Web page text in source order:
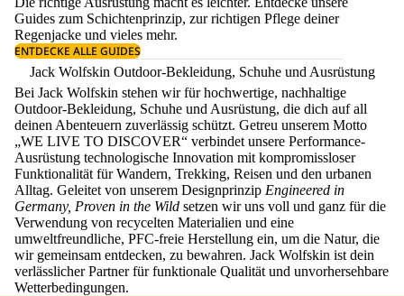
Guides zum Schichtenprinzip, zur richtigen Pflege deiner
Regenjacke und vieles mehr.
ENTDECKE ALLE GUIDES
Jack Wolfskin Outdoor-Bekleidung, Schuhe und Ausrüstung
Bei Jack Wolfskin stehen wir für hochwertige, nachhaltige
Outdoor-Bekleidung, Schuhe und Ausrüstung, die dich auf all
deinen Abenteuern zuverlässig schützt. Getreu unserem Motto
„WE LIVE TO DISCOVER“ verbindet unsere Performance-
Ausrüstung technologische Innovation mit kompromissloser
Funktionalität für Wandern, Trekking, Reisen und den urbanen
Alltag. Geleitet von unserem Designprinzip Engineered in
Germany, Proven in the Wild setzen wir uns voll und ganz für die
Verwendung von recycelten Materialien und eine
umweltfreundliche, PFC-freie Herstellung ein, um die Natur, die
wir gemeinsam entdecken, zu bewahren. Jack Wolfskin ist dein
verlässlicher Partner für funktionale Qualität und unvorhersehbare
Wetterbedingungen.